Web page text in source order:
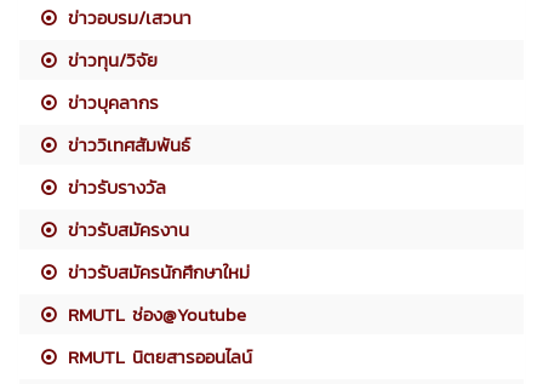
ข่าวอบรม/เสวนา
ข่าวทุน/วิจัย
ข่าวบุคลากร
ข่าววิเทศสัมพันธ์
ข่าวรับรางวัล
ข่าวรับสมัครงาน
ข่าวรับสมัครนักศึกษาใหม่
RMUTL ช่อง@Youtube
RMUTL นิตยสารออนไลน์